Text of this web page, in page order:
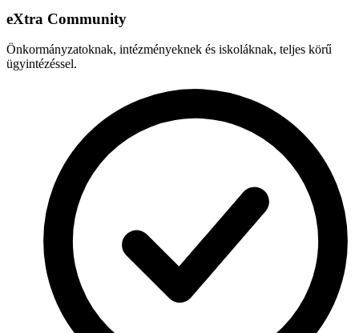
eXtra Community
Önkormányzatoknak, intézményeknek és iskoláknak, teljes körű
ügyintézéssel.